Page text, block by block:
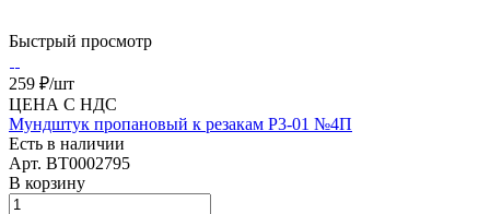
Быстрый просмотр
259 ₽/шт
ЦЕНА С НДС
Мундштук пропановый к резакам Р3-01 №4П
Есть в наличии
Арт. BT0002795
В корзину